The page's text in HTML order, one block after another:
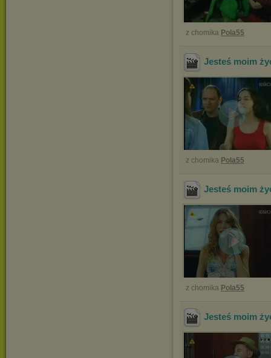
z chomika Pola55
Jesteś moim
z chomika Pola55
Jesteś moim
z chomika Pola55
Jesteś moim